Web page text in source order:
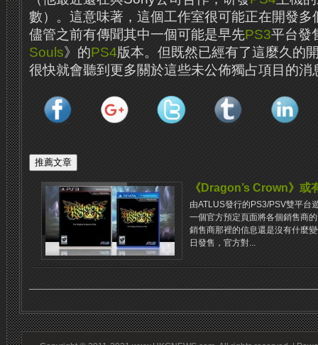
數）。這意味著，這個工作室很可能正在開發多
儘管之前有傳聞其中一個可能是早先PS3平台發
Souls》的PS4版本。但既然已經有了這麼久的
很快就會聽到更多關於這些未公佈獨占項目的消
《Dragon’s Crown》或
由ATLUS發行的PS3/PSV雙平台
一個官方預定頁面將各個銷售商
銷售商那裡的信息還是沒有什麼
日發售，官方對...